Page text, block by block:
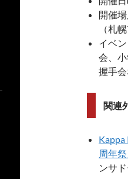
開催
（札
イベ
会、
握手
関連
周年
ンサ